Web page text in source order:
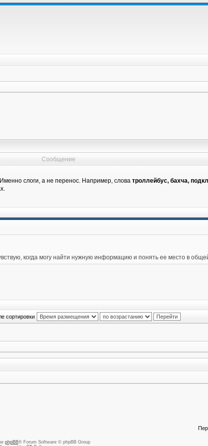
Сообщение
слоги, а не перенос. Например, слова троллейбус, бахча,
когда могу найти нужную информацию и понять ее место в
сортировки
phpBB® Forum Software © phpBB Group